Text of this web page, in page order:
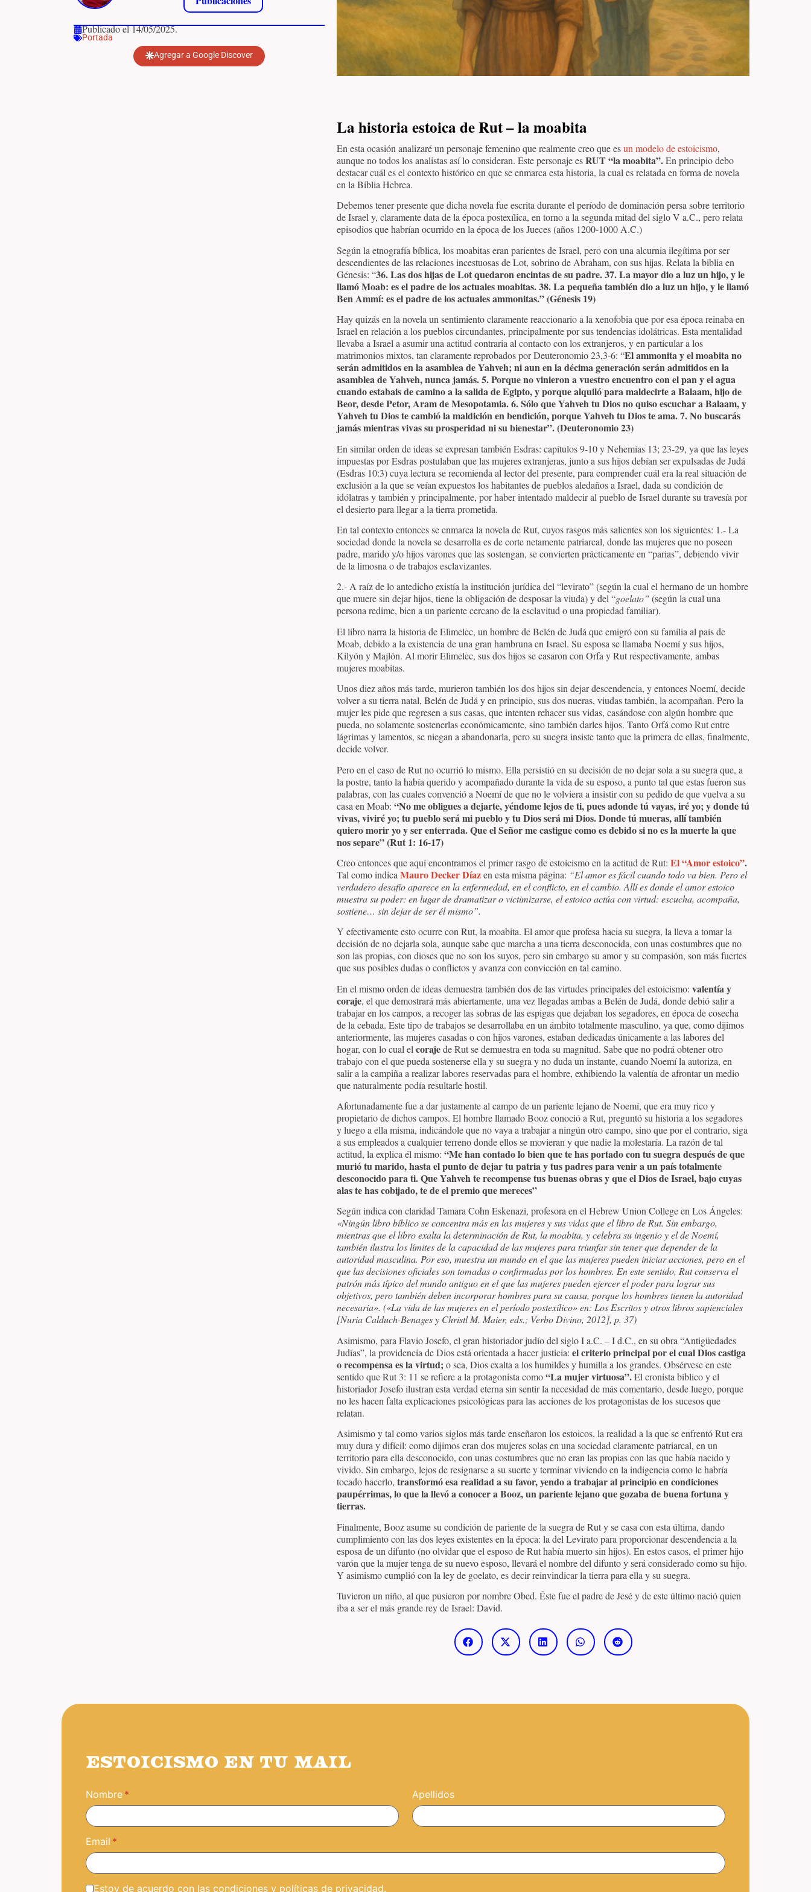
Publicado el 14/05/2025.
Portada
Agregar a Google Discover
La historia estoica de Rut – la moabita
En esta ocasión analizaré un personaje femenino que realmente creo que esun modelo de estoicismo,
aunque no todos los analistas así lo consideran. Este personaje esRUT “la moabita”.En principio debo
destacar cuál es el contexto histórico en que se enmarca esta historia, la cual es relatada en forma de novela
en la Biblia Hebrea.
Debemos tener presente que dicha novela fue escrita durante el período de dominación persa sobre territorio
de Israel y, claramente data de la época postexílica, en torno a la segunda mitad del siglo V a.C., pero relata
episodios que habrían ocurrido en la época de los Jueces (años 1200-1000 A.C.)
Según la etnografía bíblica, los moabitas eran parientes de Israel, pero con una alcurnia ilegítima por ser
descendientes de las relaciones incestuosas de Lot, sobrino de Abraham, con sus hijas. Relata la biblia en
Génesis: “36. Las dos hijas de Lot quedaron encintas de su padre. 37. La mayor dio a luz un hijo, y le
llamó Moab: es el padre de los actuales moabitas. 38. La pequeña también dio a luz un hijo, y le llamó
Ben Ammí: es el padre de los actuales ammonitas.” (Génesis 19)
Hay quizás en la novela un sentimiento claramente reaccionario a la xenofobia que por esa época reinaba en
Israel en relación a los pueblos circundantes, principalmente por sus tendencias idolátricas. Esta mentalidad
llevaba a Israel a asumir una actitud contraria al contacto con los extranjeros, y en particular a los
matrimonios mixtos, tan claramente reprobados por Deuteronomio 23,3-6: “El ammonita y el moabita no
serán admitidos en la asamblea de Yahveh; ni aun en la décima generación serán admitidos en la
asamblea de Yahveh, nunca jamás. 5. Porque no vinieron a vuestro encuentro con el pan y el agua
cuando estabais de camino a la salida de Egipto, y porque alquiló para maldecirte a Balaam, hijo de
Beor, desde Petor, Aram de Mesopotamia. 6. Sólo que Yahveh tu Dios no quiso escuchar a Balaam, y
Yahveh tu Dios te cambió la maldición en bendición, porque Yahveh tu Dios te ama. 7. No buscarás
jamás mientras vivas su prosperidad ni su bienestar”. (Deuteronomio 23)
En similar orden de ideas se expresan también Esdras: capítulos 9-10 y Nehemías 13; 23-29, ya que las leyes
impuestas por Esdras postulaban que las mujeres extranjeras, junto a sus hijos debían ser expulsadas de Judá
(Esdras 10:3) cuya lectura se recomienda al lector del presente, para comprender cuál era la real situación de
exclusión a la que se veían expuestos los habitantes de pueblos aledaños a Israel, dada su condición de
idólatras y también y principalmente, por haber intentado maldecir al pueblo de Israel durante su travesía por
el desierto para llegar a la tierra prometida.
En tal contexto entonces se enmarca la novela de Rut, cuyos rasgos más salientes son los siguientes: 1.- La
sociedad donde la novela se desarrolla es de corte netamente patriarcal, donde las mujeres que no poseen
padre, marido y/o hijos varones que las sostengan, se convierten prácticamente en “parias”, debiendo vivir
de la limosna o de trabajos esclavizantes.
2.- A raíz de lo antedicho existía la institución jurídica del “levirato” (según la cual el hermano de un hombre
que muere sin dejar hijos, tiene la obligación de desposar la viuda) y del “goelato” (según la cual una
persona redime, bien a un pariente cercano de la esclavitud o una propiedad familiar).
El libro narra la historia de Elimelec, un hombre de Belén de Judá que emigró con su familia al país de
Moab, debido a la existencia de una gran hambruna en Israel. Su esposa se llamaba Noemí y sus hijos,
Kilyón y Majlón. Al morir Elimelec, sus dos hijos se casaron con Orfa y Rut respectivamente, ambas
mujeres moabitas.
Unos diez años más tarde, murieron también los dos hijos sin dejar descendencia, y entonces Noemí, decide
volver a su tierra natal, Belén de Judá y en principio, sus dos nueras, viudas también, la acompañan. Pero la
mujer les pide que regresen a sus casas, que intenten rehacer sus vidas, casándose con algún hombre que
pueda, no solamente sostenerlas económicamente, sino también darles hijos. Tanto Orfá como Rut entre
lágrimas y lamentos, se niegan a abandonarla, pero su suegra insiste tanto que la primera de ellas, finalmente,
decide volver.
Pero en el caso de Rut no ocurrió lo mismo. Ella persistió en su decisión de no dejar sola a su suegra que, a
la postre, tanto la había querido y acompañado durante la vida de su esposo, a punto tal que estas fueron sus
palabras, con las cuales convenció a Noemí de que no le volviera a insistir con su pedido de que vuelva a su
casa en Moab: “No me obligues a dejarte, yéndome lejos de ti, pues adonde tú vayas, iré yo; y donde tú
vivas, viviré yo; tu pueblo será mi pueblo y tu Dios será mi Dios. Donde tú mueras, allí también
quiero morir yo y ser enterrada. Que el Señor me castigue como es debido si no es la muerte la que
nos separe” (Rut 1: 16-17)
Creo entonces que aquí encontramos el primer rasgo de estoicismo en la actitud de Rut: El “Amor estoico”.
Tal como indica Mauro Decker Díazen esta misma página: “El amor es fácil cuando todo va bien. Pero el
verdadero desafío aparece en la enfermedad, en el conflicto, en el cambio. Allí es donde el amor estoico
muestra su poder: en lugar de dramatizar o victimizarse, el estoico actúa con virtud: escucha, acompaña,
sostiene… sin dejar de ser él mismo”.
Y efectivamente esto ocurre con Rut, la moabita. El amor que profesa hacia su suegra, la lleva a tomar la
decisión de no dejarla sola, aunque sabe que marcha a una tierra desconocida, con unas costumbres que no
son las propias, con dioses que no son los suyos, pero sin embargo su amor y su compasión, son más fuertes
que sus posibles dudas o conflictos y avanza con convicción en tal camino.
En el mismo orden de ideas demuestra también dos de las virtudes principales del estoicismo: valentía y
coraje, el que demostrará más abiertamente, una vez llegadas ambas a Belén de Judá, donde debió salir a
trabajar en los campos, a recoger las sobras de las espigas que dejaban los segadores, en época de cosecha
de la cebada. Este tipo de trabajos se desarrollaba en un ámbito totalmente masculino, ya que, como dijimos
anteriormente, las mujeres casadas o con hijos varones, estaban dedicadas únicamente a las labores del
hogar, con lo cual el corajede Rut se demuestra en toda su magnitud. Sabe que no podrá obtener otro
trabajo con el que pueda sostenerse ella y su suegra y no duda un instante, cuando Noemí la autoriza, en
salir a la campiña a realizar labores reservadas para el hombre, exhibiendo la valentía de afrontar un medio
que naturalmente podía resultarle hostil.
Afortunadamente fue a dar justamente al campo de un pariente lejano de Noemí, que era muy rico y
propietario de dichos campos. El hombre llamado Booz conoció a Rut, preguntó su historia a los segadores
y luego a ella misma, indicándole que no vaya a trabajar a ningún otro campo, sino que por el contrario, siga
a sus empleados a cualquier terreno donde ellos se movieran y que nadie la molestaría. La razón de tal
actitud, la explica él mismo: “Me han contado lo bien que te has portado con tu suegra después de que
murió tu marido, hasta el punto de dejar tu patria y tus padres para venir a un país totalmente
desconocido para ti. Que Yahveh te recompense tus buenas obras y que el Dios de Israel, bajo cuyas
alas te has cobijado, te de el premio que mereces”
Según indica con claridad Tamara Cohn Eskenazi, profesora en el Hebrew Union College en Los Ángeles:
«Ningún libro bíblico se concentra más en las mujeres y sus vidas que el libro de Rut. Sin embargo,
mientras que el libro exalta la determinación de Rut, la moabita, y celebra su ingenio y el de Noemí,
también ilustra los límites de la capacidad de las mujeres para triunfar sin tener que depender de la
autoridad masculina. Por eso, muestra un mundo en el que las mujeres pueden iniciar acciones, pero en el
que las decisiones oficiales son tomadas o confirmadas por los hombres. En este sentido, Rut conserva el
patrón más típico del mundo antiguo en el que las mujeres pueden ejercer el poder para lograr sus
objetivos, pero también deben incorporar hombres para su causa, porque los hombres tienen la autoridad
necesaria». («La vida de las mujeres en el período postexílico» en: Los Escritos y otros libros sapienciales
[Nuria Calduch-Benages y Christl M. Maier, eds.; Verbo Divino, 2012], p. 37)
Asimismo, para Flavio Josefo, el gran historiador judío del siglo I a.C. – I d.C., en su obra “Antigüedades
Judías”, la providencia de Dios está orientada a hacer justicia: el criterio principal por el cual Dios castiga
o recompensa es la virtud;o sea, Dios exalta a los humildes y humilla a los grandes. Obsérvese en este
sentido que Rut 3: 11 se refiere a la protagonista como“La mujer virtuosa”.El cronista bíblico y el
historiador Josefo ilustran esta verdad eterna sin sentir la necesidad de más comentario, desde luego, porque
no les hacen falta explicaciones psicológicas para las acciones de los protagonistas de los sucesos que
relatan.
Asimismo y tal como varios siglos más tarde enseñaron los estoicos, la realidad a la que se enfrentó Rut era
muy dura y difícil: como dijimos eran dos mujeres solas en una sociedad claramente patriarcal, en un
territorio para ella desconocido, con unas costumbres que no eran las propias con las que había nacido y
vivido. Sin embargo, lejos de resignarse a su suerte y terminar viviendo en la indigencia como le habría
tocado hacerlo, transformó esa realidad a su favor, yendo a trabajar al principio en condiciones
paupérrimas, lo que la llevó a conocer a Booz, un pariente lejano que gozaba de buena fortuna y
tierras.
Finalmente, Booz asume su condición de pariente de la suegra de Rut y se casa con esta última, dando
cumplimiento con las dos leyes existentes en la época: la del Levirato para proporcionar descendencia a la
esposa de un difunto (no olvidar que el esposo de Rut había muerto sin hijos). En estos casos, el primer hijo
varón que la mujer tenga de su nuevo esposo, llevará el nombre del difunto y será considerado como su hijo.
Y asimismo cumplió con la ley de goelato, es decir reinvindicar la tierra para ella y su suegra.
Tuvieron un niño, al que pusieron por nombre Obed. Éste fue el padre de Jesé y de este último nació quien
iba a ser el más grande rey de Israel: David.
ESTOICISMO EN TU MAIL
Nombre Apellidos
Email
Estoy de acuerdo con las condiciones y políticas de privacidad.